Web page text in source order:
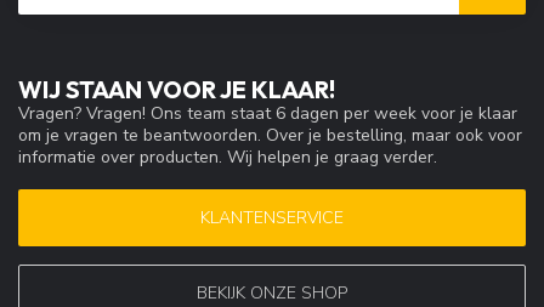
WIJ STAAN VOOR JE KLAAR!
Vragen? Vragen! Ons team staat 6 dagen per week voor je klaar
om je vragen te beantwoorden. Over je bestelling, maar ook voor
informatie over producten. Wij helpen je graag verder.
KLANTENSERVICE
BEKIJK ONZE SHOP